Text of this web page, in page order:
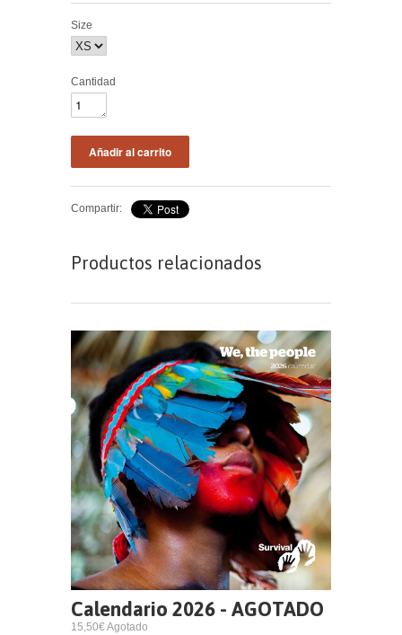
Size
Cantidad
Compartir:
Productos relacionados
Calendario 2026 - AGOTADO
15,50€ Agotado